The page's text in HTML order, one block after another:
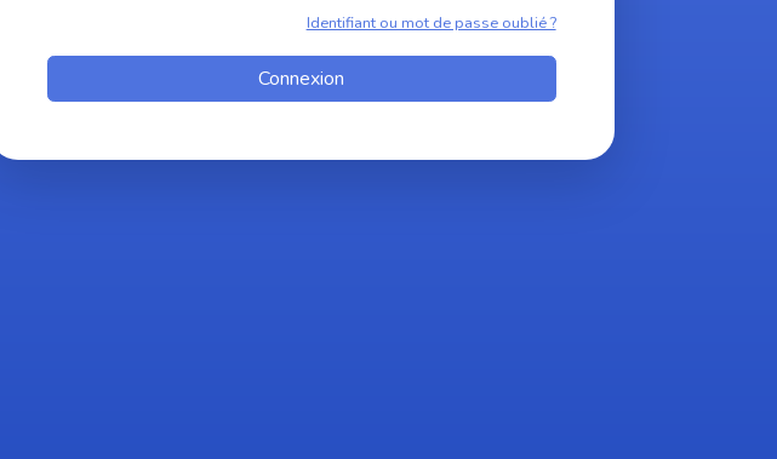
Identifiant ou mot de passe oublié ?
Connexion